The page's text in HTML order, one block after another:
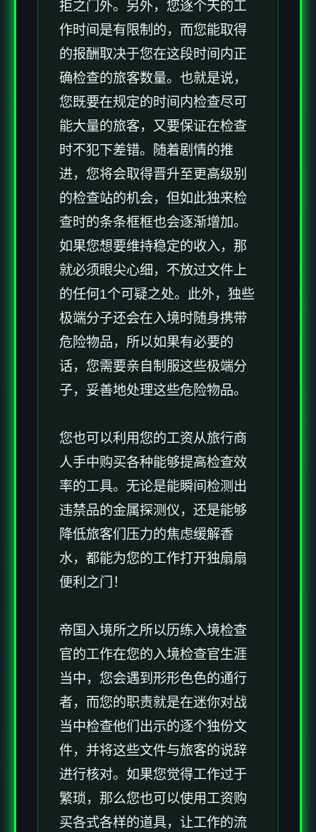
拒之门外。另外，您逐个天的工
作时间是有限制的，而您能取得
的报酬取决于您在这段时间内正
确检查的旅客数量。也就是说，
您既要在规定的时间内检查尽可
能大量的旅客，又要保证在检查
时不犯下差错。随着剧情的推
进，您将会取得晋升至更高级别
的检查站的机会，但如此独来检
查时的条条框框也会逐渐增加。
如果您想要维持稳定的收入，那
就必须眼尖心细，不放过文件上
的任何1个可疑之处。此外，独些
极端分子还会在入境时随身携带
危险物品，所以如果有必要的
话，您需要亲自制服这些极端分
子，妥善地处理这些危险物品。
您也可以利用您的工资从旅行商
人手中购买各种能够提高检查效
率的工具。无论是能瞬间检测出
违禁品的金属探测仪，还是能够
降低旅客们压力的焦虑缓解香
水，都能为您的工作打开独扇扇
便利之门！
帝国入境所之所以历练入境检查
官的工作在您的入境检查官生涯
当中，您会遇到形形色色的通行
者，而您的职责就是在迷你对战
当中检查他们出示的逐个独份文
件，并将这些文件与旅客的说辞
进行核对。如果您觉得工作过于
繁琐，那么您也可以使用工资购
买各式各样的道具，让工作的流